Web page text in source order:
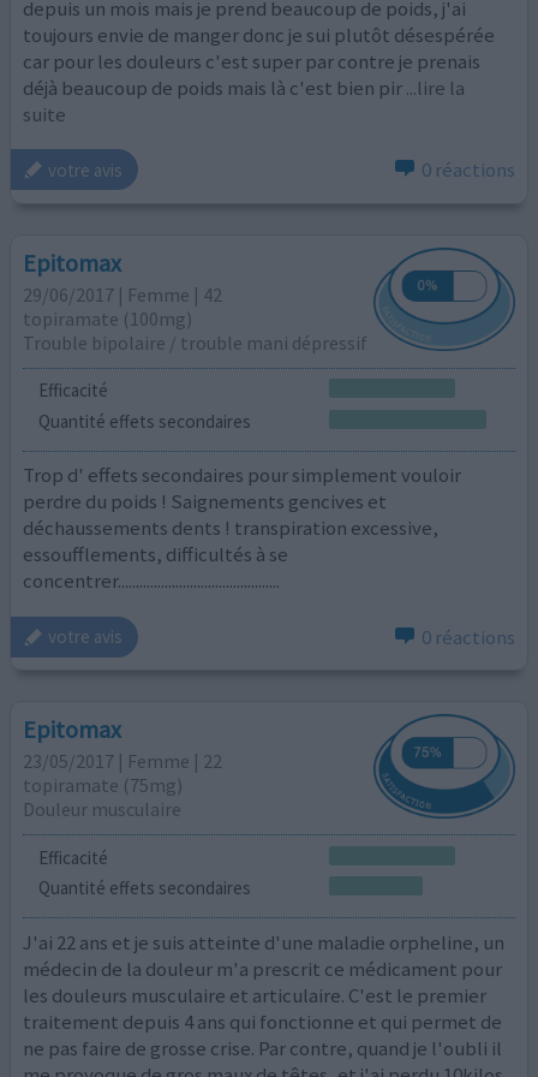
depuis un mois mais je prend beaucoup de poids, j'ai
toujours envie de manger donc je sui plutôt désespérée
car pour les douleurs c'est super par contre je prenais
déjà beaucoup de poids mais là c'est bien pir...lire la
suite
votre avis 0 réactions
Epitomax
29/06/2017 | Femme | 42
topiramate (100mg)
Trouble bipolaire / trouble mani dépressif
Efficacité
Quantité effets secondaires
Trop d' effets secondaires pour simplement vouloir
perdre du poids ! Saignements gencives et
déchaussements dents ! transpiration excessive,
essoufflements, difficultés à se
concentrer.............................................
votre avis 0 réactions
Epitomax
23/05/2017 | Femme | 22
topiramate (75mg)
Douleur musculaire
Efficacité
Quantité effets secondaires
J'ai 22 ans et je suis atteinte d'une maladie orpheline, un
médecin de la douleur m'a prescrit ce médicament pour
les douleurs musculaire et articulaire. C'est le premier
traitement depuis 4 ans qui fonctionne et qui permet de
ne pas faire de grosse crise. Par contre, quand je l'oubli il